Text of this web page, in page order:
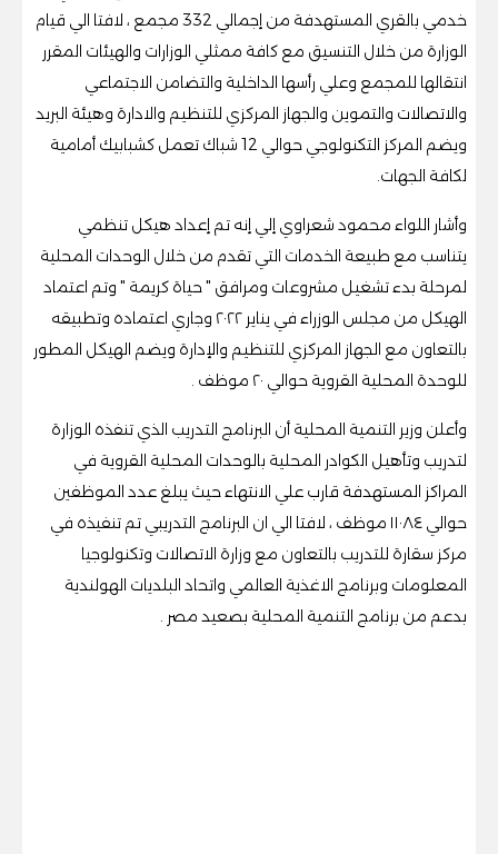
خدمي بالقري المستهدفة من إجمالي 332 مجمع ، لافتا الي قيام
الوزارة من خلال التنسيق مع كافة ممثلي الوزارات والهيئات المقرر
انتقالها للمجمع وعلي رأسها الداخلية والتضامن الاجتماعي
والاتصالات والتموين والجهاز المركزي للتنظيم والادارة وهيئة البريد
ويضم المركز التكنولوجي حوالي 12 شباك تعمل كشبابيك أمامية
لكافة الجهات.
وأشار اللواء محمود شعراوي إلي إنه تم إعداد هيكل تنظمي
يتناسب مع طبيعة الخدمات التي تقدم من خلال الوحدات المحلية
لمرحلة بدء تشغيل مشروعات ومرافق " حياة كريمة " وتم اعتماد
الهيكل من مجلس الوزراء في يناير ٢٠٢٢ وجاري اعتماده وتطبيقه
بالتعاون مع الجهاز المركزي للتنظيم والإدارة ويضم الهيكل المطور
للوحدة المحلية القروية حوالي ٢٠ موظف .
وأعلن وزير التنمية المحلية أن البرنامج التدريب الذي تنفذه الوزارة
لتدريب وتأهيل الكوادر المحلية بالوحدات المحلية القروية في
المراكز المستهدفة قارب علي الانتهاء حيث يبلغ عدد الموظفين
حوالي ١١٠٨٤ موظف ، لافتا الي ان البرنامج التدريبي تم تنفيذه في
مركز سقارة للتدريب بالتعاون مع وزارة الاتصالات وتكنولوجيا
المعلومات وبرنامج الاغذية العالمي واتحاد البلديات الهولندية
بدعم من برنامج التنمية المحلية بصعيد مصر .